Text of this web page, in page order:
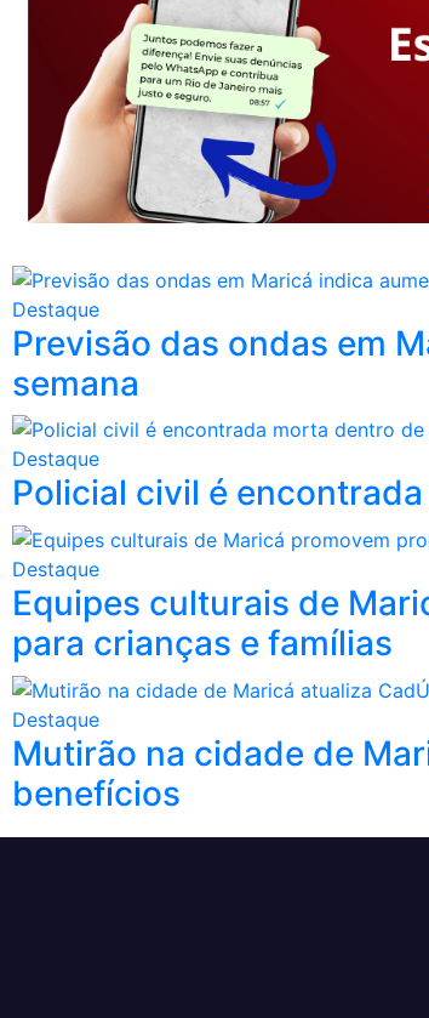
Destaque
Previsão das ondas em
semana
Destaque
Policial civil é
Destaque
Equipes culturais de
para crianças e famílias
Destaque
Mutirão na cidade de
benefícios